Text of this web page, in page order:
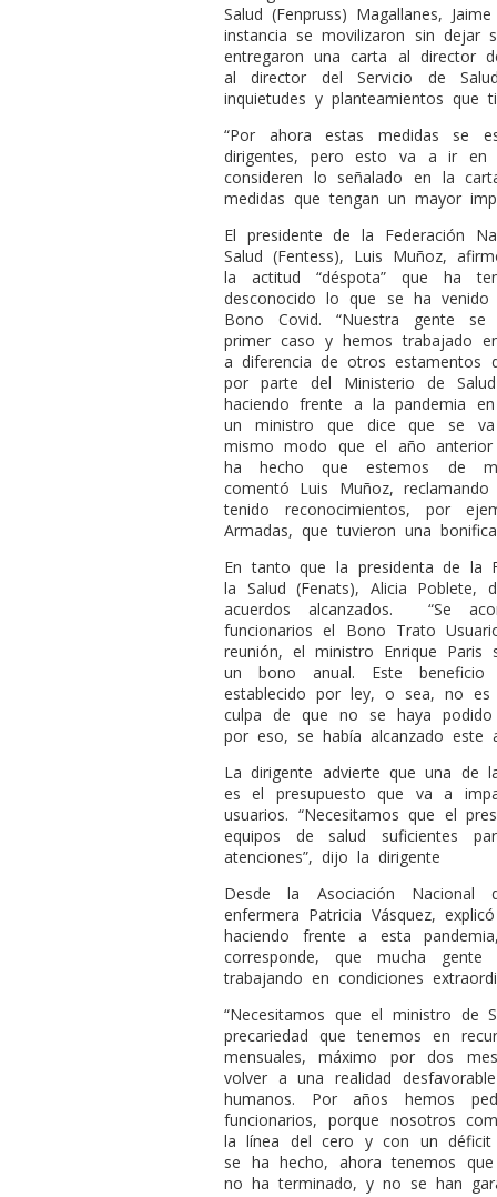
Salud (Fenpruss) Magallanes,
instancia se movilizaron sin dejar
entregaron una carta al director
al director del Servicio de
inquietudes y planteamientos que
“Por ahora estas medidas se
dirigentes, pero esto va a ir en
consideren lo señalado en la
medidas que tengan un mayor
El presidente de la Federación
Salud (Fentess), Luis Muñoz,
la actitud “déspota” que ha
desconocido lo que se ha
Bono Covid. “Nuestra gente
primer caso y hemos trabajado
a diferencia de otros estamentos
por parte del Ministerio de
haciendo frente a la pandemia
un ministro que dice que se
mismo modo que el año
ha hecho que estemos de
comentó Luis Muñoz,
tenido reconocimientos, por
Armadas, que tuvieron una
En tanto que la presidenta de la
la Salud (Fenats), Alicia
acuerdos alcanzados.
“Se
funcionarios el Bono Trato
reunión, el ministro Enrique
un bono anual. Este
establecido por ley, o sea, no
culpa de que no se haya
por eso, se había alcanzado este
La dirigente advierte que una de
es el presupuesto que va a
usuarios. “Necesitamos que el
equipos de salud suficientes
atenciones”, dijo la dirigente
Desde la Asociación Nacional
enfermera Patricia Vásquez,
haciendo frente a esta
corresponde, que mucha
trabajando en condiciones
“Necesitamos que el ministro de
precariedad que tenemos en
mensuales, máximo por dos
volver a una realidad
humanos. Por años hemos
funcionarios, porque nosotros
la línea del cero y con un déficit
se ha hecho, ahora tenemos
no ha terminado, y no se han